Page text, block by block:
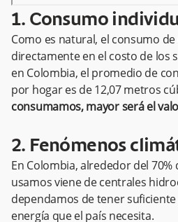
1. Consumo
Como es natural, el consumo
directamente en el costo de los
en Colombia, el promedio de
por hogar es de 12,07 metros
consumamos, mayor será el
2. Fenómenos
En Colombia, alrededor del 70%
usamos viene de centrales
dependamos de tener
energía que el país necesita.